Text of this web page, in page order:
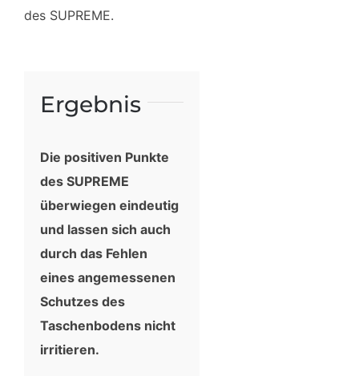
des SUPREME.
Ergebnis
Die positiven Punkte
des SUPREME
überwiegen eindeutig
und lassen sich auch
durch das Fehlen
eines angemessenen
Schutzes des
Taschenbodens nicht
irritieren.